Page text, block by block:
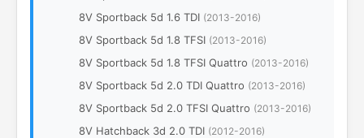
8V Sportback 5d 1.6 TDI (2013-2016)
8V Sportback 5d 1.8 TFSI (2013-2016)
8V Sportback 5d 1.8 TFSI Quattro (2013-2016)
8V Sportback 5d 2.0 TDI Quattro (2013-2016)
8V Sportback 5d 2.0 TFSI Quattro (2013-2016)
8V Hatchback 3d 2.0 TDI (2012-2016)